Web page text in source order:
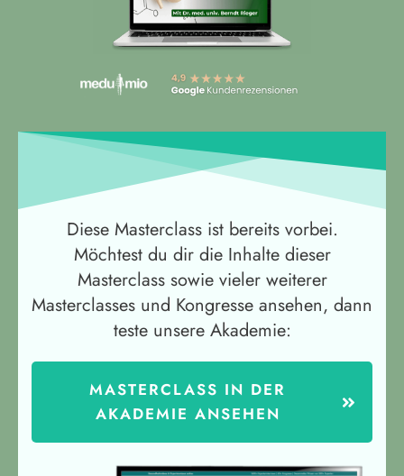
Diese Masterclass ist bereits vorbei.
Möchtest du dir die Inhalte dieser
Masterclass sowie vieler weiterer
Masterclasses und Kongresse ansehen, dann
teste unsere Akademie:
MASTERCLASS IN DER
AKADEMIE ANSEHEN